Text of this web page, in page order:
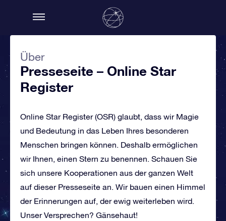
Über
Presseseite – Online Star
Register
Online Star Register (OSR) glaubt, dass wir Magie
und Bedeutung in das Leben Ihres besonderen
Menschen bringen können. Deshalb ermöglichen
wir Ihnen, einen Stern zu benennen. Schauen Sie
sich unsere Kooperationen aus der ganzen Welt
auf dieser Presseseite an. Wir bauen einen Himmel
der Erinnerungen auf, der ewig weiterleben wird.
Unser Versprechen? Gänsehaut!